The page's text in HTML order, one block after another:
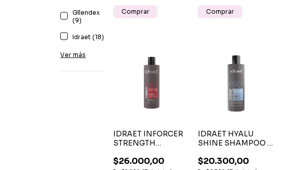
Gllendex
(9)
Idraet (18)
Ver más
IDRAET INFORCER
STRENGTH
FORTALECIMIENTO
$26.000,00
IDRAET HYALU
SHINE SHAMPOO X
HIDRATACIÓN
$20.300,00